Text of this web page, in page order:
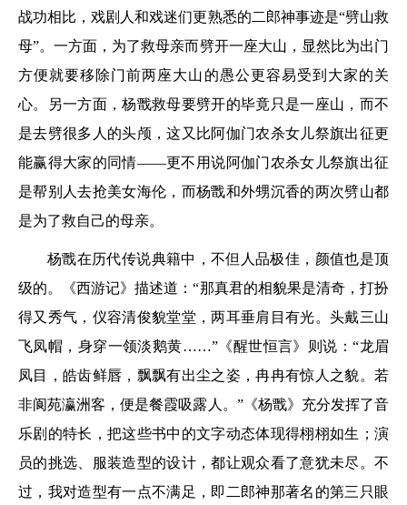
战功相比，戏剧人和戏迷们更熟悉的二郎神事迹是“劈山救
母”。一方面，为了救母亲而劈开一座大山，显然比为出门
方便就要移除门前两座大山的愚公更容易受到大家的关
心。另一方面，杨戬救母要劈开的毕竟只是一座山，而不
是去劈很多人的头颅，这又比阿伽门农杀女儿祭旗出征更
能赢得大家的同情——更不用说阿伽门农杀女儿祭旗出征
是帮别人去抢美女海伦，而杨戬和外甥沉香的两次劈山都
是为了救自己的母亲。
杨戬在历代传说典籍中，不但人品极佳，颜值也是顶
级的。《西游记》描述道：“那真君的相貌果是清奇，打扮
得又秀气，仪容清俊貌堂堂，两耳垂肩目有光。头戴三山
飞凤帽，身穿一领淡鹅黄……”《醒世恒言》则说：“龙眉
凤目，皓齿鲜唇，飘飘有出尘之姿，冉冉有惊人之貌。若
非阆苑瀛洲客，便是餐霞吸露人。”《杨戬》充分发挥了音
乐剧的特长，把这些书中的文字动态体现得栩栩如生；演
员的挑选、服装造型的设计，都让观众看了意犹未尽。不
过，我对造型有一点不满足，即二郎神那著名的第三只眼